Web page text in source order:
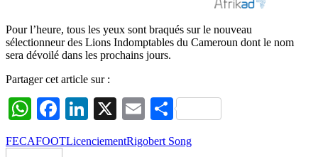
Pour l’heure, tous les yeux sont braqués sur le nouveau
sélectionneur des Lions Indomptables du Cameroun dont le nom
sera dévoilé dans les prochains jours.
Partager cet article sur :
WhatsApp
Facebook
LinkedIn
X EmailPartager
FECAFOOTLicenciementRigobert Song